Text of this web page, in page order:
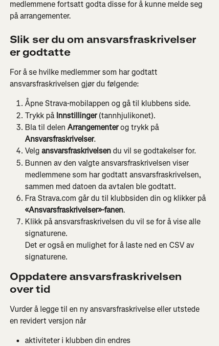
medlemmene fortsatt godta disse for å kunne melde seg
på arrangementer.
Slik ser du om ansvarsfraskrivelser
er godtatte
For å se hvilke medlemmer som har godtatt
ansvarsfraskrivelsen gjør du følgende:
Åpne Strava-mobilappen og gå til klubbens side.
Trykk på Innstillinger (tannhjulikonet).
Bla til delen Arrangementer og trykk på
Ansvarsfraskrivelser.
Velg ansvarsfraskrivelsen du vil se godtakelser for.
Bunnen av den valgte ansvarsfraskrivelsen viser
medlemmene som har godtatt ansvarsfraskrivelsen,
sammen med datoen da avtalen ble godtatt.
Fra Strava.com går du til klubbsiden din og klikker på
«Ansvarsfraskrivelser»-fanen.
Klikk på ansvarsfraskrivelsen du vil se for å vise alle
signaturene.
Det er også en mulighet for å laste ned en CSV av
signaturene.
Oppdatere ansvarsfraskrivelsen
over tid
Vurder å legge til en ny ansvarsfraskrivelse eller utstede
en revidert versjon når
aktiviteter i klubben din endres